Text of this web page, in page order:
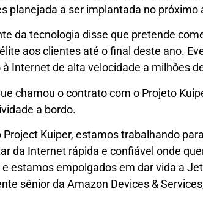
planejada a ser implantada no próximo
da tecnologia disse que pretende
aos clientes até o final deste ano.
à Internet de alta velocidade a milhões
chamou o contrato com o Projeto
a bordo.
Project Kuiper, estamos trabalhando
da Internet rápida e confiável onde
estamos empolgados em dar vida a
sênior da Amazon Devices &